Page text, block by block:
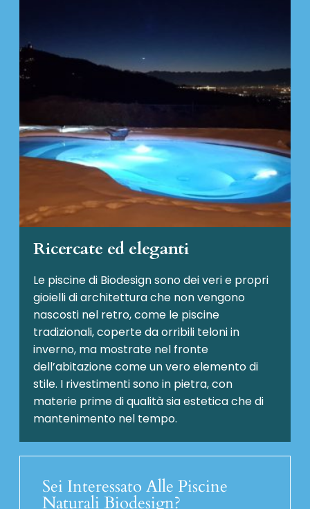
Ricercate ed eleganti
Le piscine di Biodesign sono dei veri e propri
gioielli di architettura che non vengono
nascosti nel retro, come le piscine
tradizionali, coperte da orribili teloni in
inverno, ma mostrate nel fronte
dell’abitazione come un vero elemento di
stile. I rivestimenti sono in pietra, con
materie prime di qualità sia estetica che di
mantenimento nel tempo.
Sei Interessato Alle Piscine
Naturali Biodesign?